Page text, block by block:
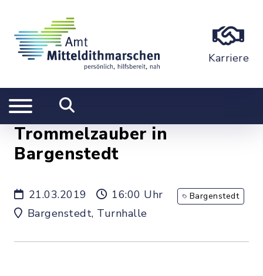
Karriere
Trommelzauber in
Bargenstedt
21.03.2019
16:00 Uhr
Bargenstedt, Turnhalle
Bargenstedt